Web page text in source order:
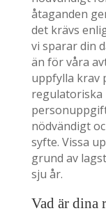
åtaganden
det krävs
vi sparar din
än för våra
uppfylla krav
regulatoriska
nödvändigt
syfte. Vissa
grund av
sju år.
Vad är dina